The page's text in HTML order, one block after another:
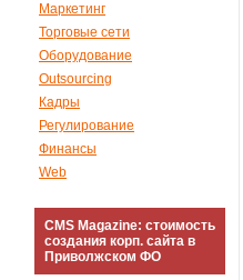
Маркетинг
Торговые сети
Оборудование
Outsourcing
Кадры
Регулирование
Финансы
Web
CMS Magazine: стоимость
создания корп. сайта в
Приволжском ФО